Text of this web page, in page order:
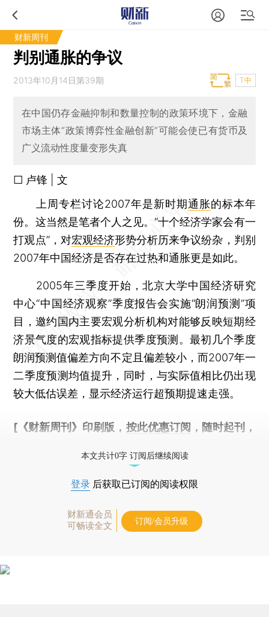
财新周刊
判别通胀的争议
2013年10月14日第39期 T中
在中国仍存金融抑制和数量控制的政策环境下，金融
市场主体“政策博弈性金融创新”可能会使已有货币及
广义流动性度量变形失真
□ 卢锋 | 文
上周专栏讨论2007年是新时期通胀的标本年
份。这当然是笔者个人之见。“十个经济学家会有一
打观点”，对宏观经济形势分析历来争议纷杂，判别
2007年中国经济是否存在过热和通胀更是如此。
2005年三季度开始，北京大学中国经济研究
中心“中国经济观察”季度报告会实施“朗润预测”项
目，邀约国内主要宏观分析机构对能够反映短期经
济景气度的宏观指标提供季度预测。最初几个季度
朗润预测值偏差方向不定且偏差较小，而2007年一
二季度预测均值提升，同时，与实际值相比仍出现
较大低估误差，显示经济运行超预期提速走强。
[《财新周刊》印刷版， 按此优惠订阅 ，随时起刊，
本文共计0字 订阅后继续阅读
登录 后获取已订阅的阅读权限
财新通会员
可畅读全文
订阅/会员升级